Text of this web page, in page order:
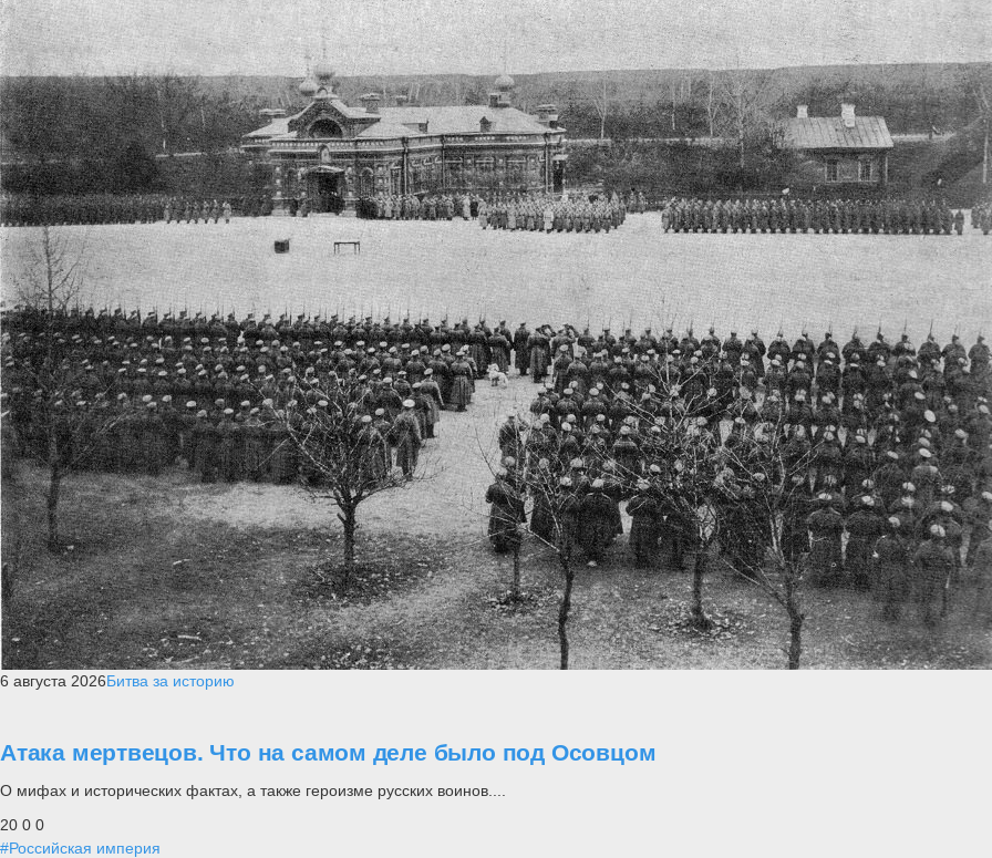
6 августа 2026Битва за историю
Атака мертвецов. Что на самом деле было под Осовцом
О мифах и исторических фактах, а также героизме русских воинов....
20 0 0
#Российская империя